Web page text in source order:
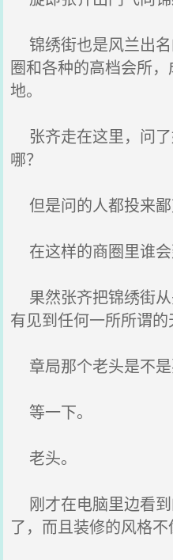
锦绣街也是风兰出
圈和各种的高档会所
地。
张齐走在这里，问
哪？
但是问的人都投来鄙
在这样的商圈里谁会
果然张齐把锦绣街
有见到任何一所所谓的
章局那个老头是不是
等一下。
老头。
刚才在电脑里边看
了，而且装修的风格不